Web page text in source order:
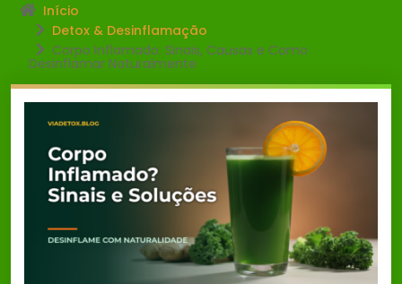
Início
Detox & Desinflamação
Corpo Inflamado: Sinais, Causas e Como
Desinflamar Naturalmente